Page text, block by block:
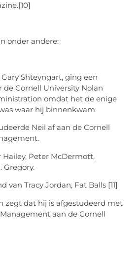
onder andere:
Shteyngart, ging een
Cornell University Nolan
omdat het de enige
waar hij binnenkwam
Neil af aan de Cornell
Peter McDermott,
Gregory.
van Tracy Jordan, Fat Balls [11]
zegt dat hij is afgestudeerd met
aan de Cornell